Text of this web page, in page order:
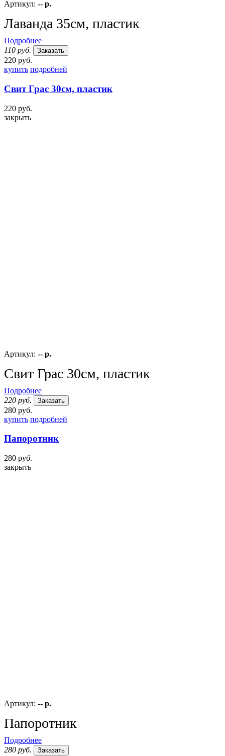
Артикул: -- р.
Лаванда 35см, пластик
Подробнее
110 руб.
Заказать
220 руб.
купить подробней
Свит Грас 30см, пластик
220 руб.
закрыть
Артикул: -- р.
Свит Грас 30см, пластик
Подробнее
220 руб.
Заказать
280 руб.
купить подробней
Папоротник
280 руб.
закрыть
Артикул: -- р.
Папоротник
Подробнее
280 руб.
Заказать